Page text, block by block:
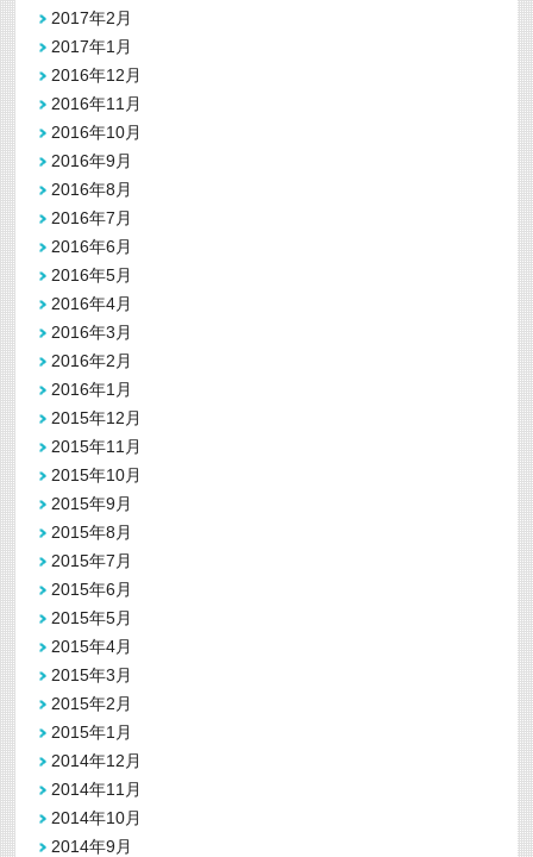
2017年2月
2017年1月
2016年12月
2016年11月
2016年10月
2016年9月
2016年8月
2016年7月
2016年6月
2016年5月
2016年4月
2016年3月
2016年2月
2016年1月
2015年12月
2015年11月
2015年10月
2015年9月
2015年8月
2015年7月
2015年6月
2015年5月
2015年4月
2015年3月
2015年2月
2015年1月
2014年12月
2014年11月
2014年10月
2014年9月